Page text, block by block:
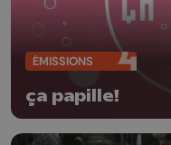
ÉMISSIONS
ça papille!